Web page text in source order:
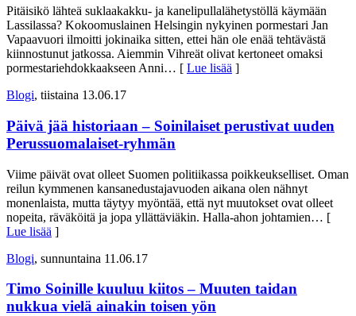
Pitäisikö lähteä suklaakakku- ja kanelipullalähetystöllä käymään
Lassilassa? Kokoomuslainen Helsingin nykyinen pormestari Jan
Vapaavuori ilmoitti jokinaika sitten, ettei hän ole enää tehtävästä
kiinnostunut jatkossa. Aiemmin Vihreät olivat kertoneet omaksi
pormestariehdokkaakseen Anni… [ Lue lisää ]
Blogi, tiistaina 13.06.17
Päivä jää historiaan – Soinilaiset perustivat uuden
Perussuomalaiset-ryhmän
Viime päivät ovat olleet Suomen politiikassa poikkeukselliset. Oman
reilun kymmenen kansanedustajavuoden aikana olen nähnyt
monenlaista, mutta täytyy myöntää, että nyt muutokset ovat olleet
nopeita, räväköitä ja jopa yllättäviäkin. Halla-ahon johtamien… [
Lue lisää ]
Blogi, sunnuntaina 11.06.17
Timo Soinille kuuluu kiitos – Muuten taidan
nukkua vielä ainakin toisen yön